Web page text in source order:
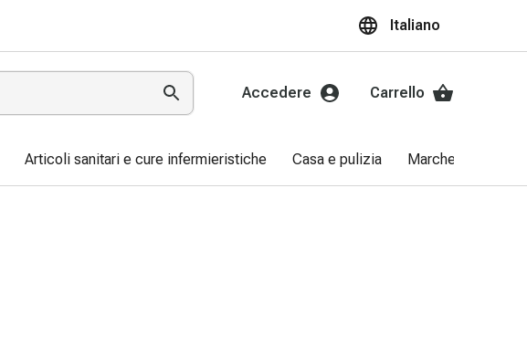
Italiano
Accedere Carrello
Articoli sanitari e cure infermieristiche Casa e pulizia Marche